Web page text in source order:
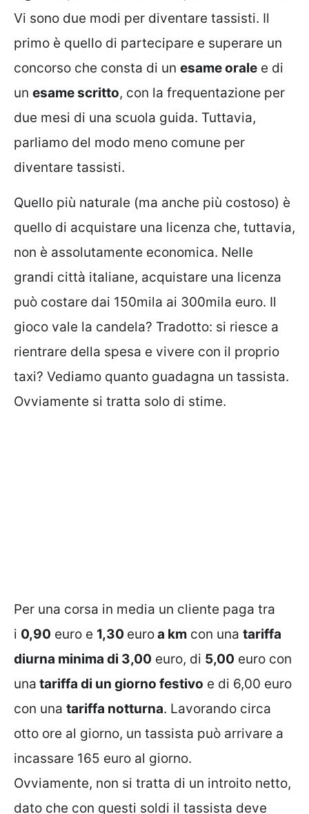
Vi sono due modi per diventare tassisti. Il
primo è quello di partecipare e superare un
concorso che consta di un esame orale e di
un esame scritto, con la frequentazione per
due mesi di una scuola guida. Tuttavia,
parliamo del modo meno comune per
diventare tassisti.
Quello più naturale (ma anche più costoso) è
quello di acquistare una licenza che, tuttavia,
non è assolutamente economica. Nelle
grandi città italiane, acquistare una licenza
può costare dai 150mila ai 300mila euro. Il
gioco vale la candela? Tradotto: si riesce a
rientrare della spesa e vivere con il proprio
taxi? Vediamo quanto guadagna un tassista.
Ovviamente si tratta solo di stime.
Per una corsa in media un cliente paga tra
i 0,90 euro e 1,30 euroa km con una tariffa
diurna minima di 3,00 euro, di 5,00 euro con
una tariffa di un giorno festivo e di 6,00 euro
con una tariffa notturna. Lavorando circa
otto ore al giorno, un tassista può arrivare a
incassare 165 euro al giorno.
Ovviamente, non si tratta di un introito netto,
dato che con questi soldi il tassista deve